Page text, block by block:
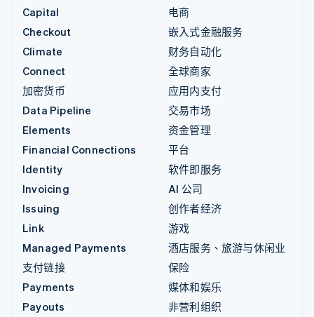
Capital
Checkout
Climate
Connect
加密货币
Data Pipeline
Elements
Financial Connections
Identity
Invoicing
Issuing
Link
Managed Payments
支付链接
Payments
Payouts
电商
嵌入式金融服务
财务自动化
全球商家
应用内支付
交易市场
资金管理
平台
软件即服务
AI 公司
创作者经济
游戏
酒店服务、旅游与休闲业
保险
媒体和娱乐
非营利组织